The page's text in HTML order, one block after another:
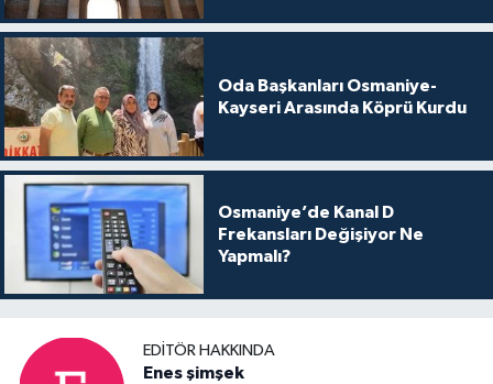
Oda Başkanları Osmaniye-
Kayseri Arasında Köprü Kurdu
Osmaniye’de Kanal D
Frekansları Değişiyor Ne
Yapmalı?
EDITÖR HAKKINDA
Enes şimşek